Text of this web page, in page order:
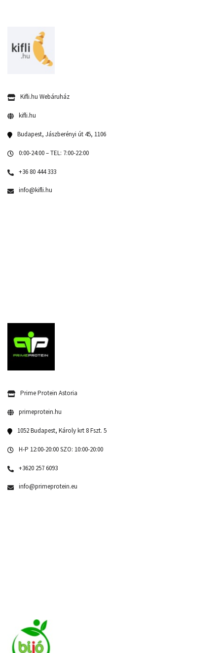
Kifli.hu Webáruház
kifli.hu
Budapest, Jászberényi út 45, 1106
0:00-24:00 – TEL: 7:00-22:00
+36 80 444 333
info@kifli.hu
Prime Protein Astoria
primeprotein.hu
1052 Budapest, Károly krt 8 Fszt. 5
H-P 12:00-20:00 SZO: 10:00-20:00
+3620 257 6093
info@primeprotein.eu